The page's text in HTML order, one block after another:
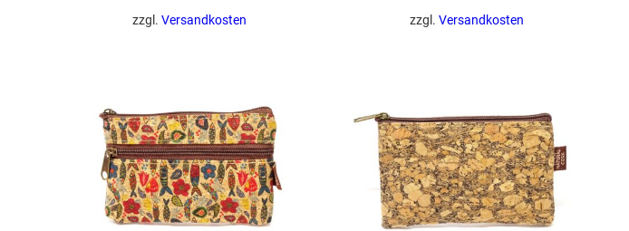
zzgl. Versandkosten
zzgl.Versandkosten